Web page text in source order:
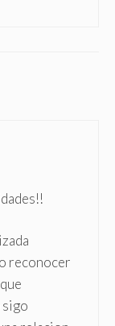
reconocer
sigo